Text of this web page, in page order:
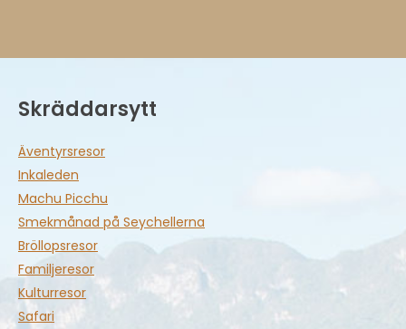
Skräddarsytt
Äventyrsresor
Inkaleden
Machu Picchu
Smekmånad på Seychellerna
Bröllopsresor
Familjeresor
Kulturresor
Safari